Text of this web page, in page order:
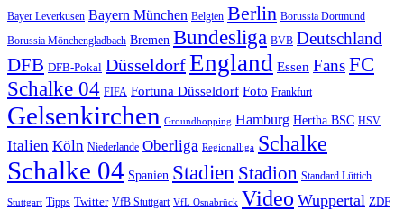
Bayer Leverkusen Bayern München Belgien Berlin Borussia Dortmund
Borussia Mönchengladbach Bremen Bundesliga BVB Deutschland
DFB DFB-Pokal DüsseldorfEngland Essen FansFC
Schalke 04 FIFA Fortuna Düsseldorf Foto Frankfurt
Gelsenkirchen Groundhopping Hamburg Hertha BSC HSV
Italien Köln Niederlande Oberliga Regionalliga Schalke
Schalke 04 Spanien Stadien Stadion Standard Lüttich
Stuttgart Tipps Twitter VfB Stuttgart VfL Osnabrück Video Wuppertal ZDF